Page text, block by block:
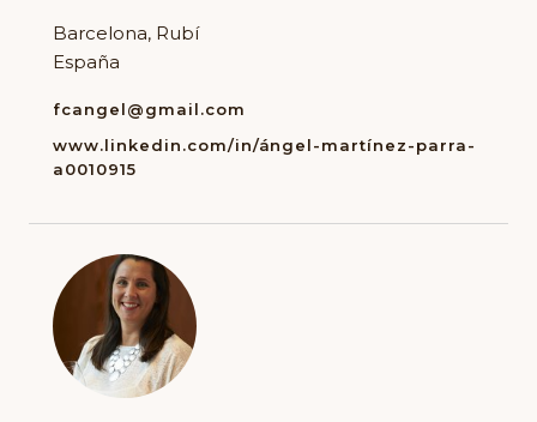
Barcelona, Rubí
España
fcangel@gmail.com
www.linkedin.com/in/ángel-martínez-parra-
a0010915